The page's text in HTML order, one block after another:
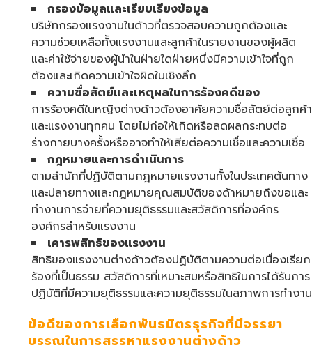
กรองข้อมูลและเรียบเรียงข้อมูล
บริษัทกรองแรงงานในด้าวที่ตรวจสอบความถูกต้องและ
ความช่วยเหลือทั้งแรงงานและลูกค้าในรายงานของผู้ผลิต
และค่าใช้จ่ายของผู้นำในฝ่ายใดฝ่ายหนึ่งมีความเข้าใจที่ถูก
ต้องและเกิดความเข้าใจผิดในเชิงลึก
ความซื่อสัตย์และเหตุผลในการร้องคดีของ
การร้องคดีในหญิงต่างด้าวต้องอาศัยความซื่อสัตย์ต่อลูกค้า
และแรงงานทุกคน โดยไม่ก่อให้เกิดหรือลดผลกระทบต่อ
ร่างกายบางครั้งหรืออาจทำให้เสียต่อความเชื่อและความเชื่อ
กฎหมายและการดำเนินการ
ตามสำนักที่ปฏิบัติตามกฎหมายแรงงานทั้งในประเทศต้นทาง
และปลายทางและกฎหมายคุณสมบัติของด้าหมายถึงขอและ
ทำงานการจ่ายที่ความยุติธรรมและสวัสดิการที่องค์กร
องค์กรสำหรับแรงงาน
เคารพสิทธิของแรงงาน
สิทธิของแรงงานต่างด้าวต้องปฏิบัติตามความต่อเนื่องเรียก
ร้องที่เป็นธรรม สวัสดิการที่เหมาะสมหรือสิทธิในการได้รับการ
ปฏิบัติที่มีความยุติธรรมและความยุติธรรมในสภาพการทำงาน
ข้อดีของการเลือกพันธมิตรธุรกิจที่มีจรรยา
บรรณในการสรรหาแรงงานต่างด้าว